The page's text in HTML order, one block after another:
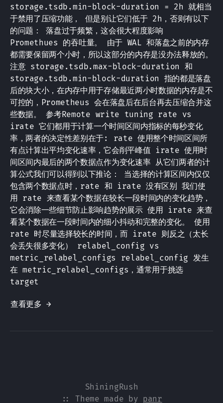
storage.tsdb.min-block-duration = 2h 就相当
于禁用了压缩功能， 但是别让它们低于 2h，否则有以下
的问题： 落盘过于频繁，这会很大程度影响
Promethues 的吞吐量。 由于 WAL 和落盘之前的内存
都需要保留两个小时，所以这部分的内存是没办法释放的。
注意 storage.tsdb.max-block-duration 和
storage.tsdb.min-block-duration 指的都是落盘
后的块大小，在内存中用于存储最近两小时数据的内存是不
可控的，Prometheus 会在落盘后在后台再去压缩合并这
些数据。 参考Remote write tuning rate vs
irate 它们都用于计算一个时间区间内指标的每秒变化
率，两者的决定性差别在于: rate 使用整个时间区间所
有点计算出平均变化速率，它会削平峰值 irate 使用时
间区间内最后的两个数据点作为变化速率 从它们两者的计
算公式我们可以得到以下推论： 当选择的计算区间内仅仅
包含两个数据点时，rate 和 irate 没有区别 我们使
用 rate 来查看某个数据在较长一段时间内的变化趋势，
它会消除一些细节防止影响趋势的展示 使用 irate 来查
看某个数据在一段时间内的细小抖动和完整的变化。 使用
rate 时尽量选择较长的时间，而 irate 则反之（太长
会丢失很多变化） relabel_config vs
metric_relabel_configs relabel_config 发生
在 metric_relabel_configs，通常用于挑选
target
查看更多 →
ShiningRush
:: Theme made by panr